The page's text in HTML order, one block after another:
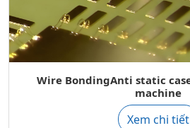
Wire BondingAnti static
machine
Xem chi tiết